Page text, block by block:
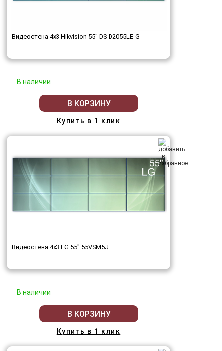
Видеостена 4x3 Hikvision 55" DS-D2055LE-G
В наличии
В КОРЗИНУ
Купить в 1 клик
Видеостена 4x3 LG 55" 55VSM5J
В наличии
В КОРЗИНУ
Купить в 1 клик